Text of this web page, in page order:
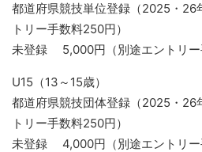
都道府県競技単位登録（2025・26
トリー手数料250円）
未登録 5,000円（別途エントリー
U15（13～15歳）
都道府県競技団体登録（2025・26
トリー手数料250円）
未登録 4,000円（別途エントリー